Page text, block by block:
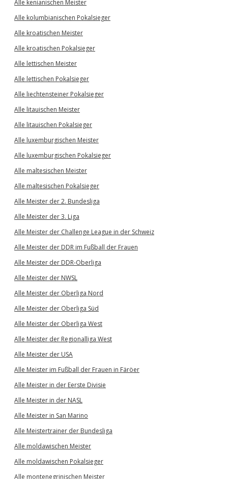
Alle kenianischen Meister
Alle kolumbianischen Pokalsieger
Alle kroatischen Meister
Alle kroatischen Pokalsieger
Alle lettischen Meister
Alle lettischen Pokalsieger
Alle liechtensteiner Pokalsieger
Alle litauischen Meister
Alle litauischen Pokalsieger
Alle luxemburgischen Meister
Alle luxemburgischen Pokalsieger
Alle maltesischen Meister
Alle maltesischen Pokalsieger
Alle Meister der 2. Bundesliga
Alle Meister der 3. Liga
Alle Meister der Challenge League in der Schweiz
Alle Meister der DDR im Fußball der Frauen
Alle Meister der DDR-Oberliga
Alle Meister der NWSL
Alle Meister der Oberliga Nord
Alle Meister der Oberliga Süd
Alle Meister der Oberliga West
Alle Meister der Regionalliga West
Alle Meister der USA
Alle Meister im Fußball der Frauen in Färöer
Alle Meister in der Eerste Divisie
Alle Meister in der NASL
Alle Meister in San Marino
Alle Meistertrainer der Bundesliga
Alle moldawischen Meister
Alle moldawischen Pokalsieger
Alle montenegrinischen Meister